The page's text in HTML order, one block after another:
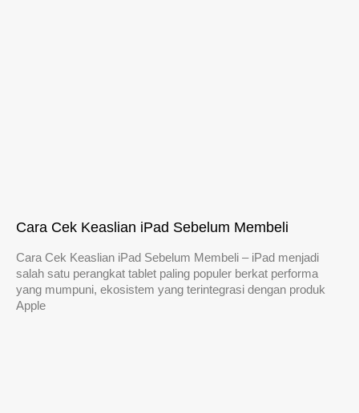
Cara Cek Keaslian iPad Sebelum Membeli
Cara Cek Keaslian iPad Sebelum Membeli – iPad menjadi
salah satu perangkat tablet paling populer berkat performa
yang mumpuni, ekosistem yang terintegrasi dengan produk
Apple